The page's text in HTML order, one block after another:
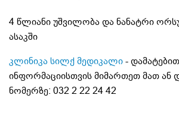
4 წლიანი უშვილობა და ნანატრი
ასაკში
კლინიკა სილქ მედიკალი -
ინფორმაციისთვის მიმართეთ მათ ან
ნომერზე: 032 2 22 24 42